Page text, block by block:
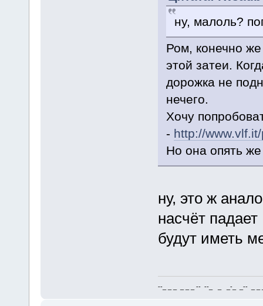
ну, малоль?
Ром, конечно
этой затеи.
дорожка не
нечего.
Хочу
- http://
Но она опять
ну, это ж
насчёт
будут иметь
--_ _ _ _ _ _ -- --_ _ _-_ _-- _ _